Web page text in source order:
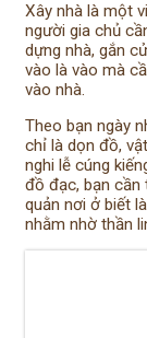
Xây nhà là một
người gia chủ
dựng nhà, gắn
vào là vào mà
vào nhà.
Theo bạn ngày
chỉ là dọn đồ,
nghi lễ cúng
đồ đạc, bạn cần
quản nơi ở biết
nhằm nhờ thần